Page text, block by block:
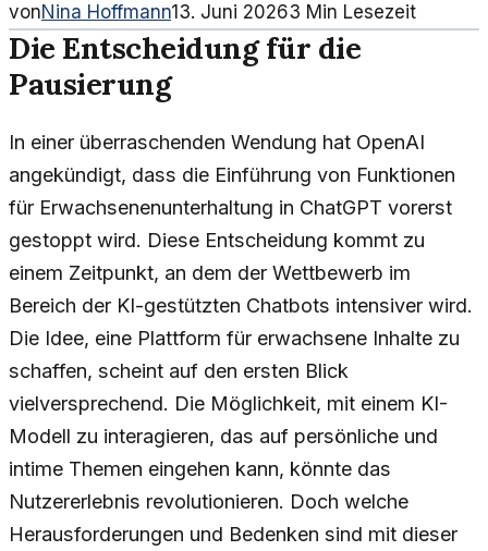
vonNina Hoffmann13. Juni 20263 Min Lesezeit
Die Entscheidung für die
Pausierung
In einer überraschenden Wendung hat OpenAI
angekündigt, dass die Einführung von Funktionen
für Erwachsenenunterhaltung in ChatGPT vorerst
gestoppt wird. Diese Entscheidung kommt zu
einem Zeitpunkt, an dem der Wettbewerb im
Bereich der KI-gestützten Chatbots intensiver wird.
Die Idee, eine Plattform für erwachsene Inhalte zu
schaffen, scheint auf den ersten Blick
vielversprechend. Die Möglichkeit, mit einem KI-
Modell zu interagieren, das auf persönliche und
intime Themen eingehen kann, könnte das
Nutzererlebnis revolutionieren. Doch welche
Herausforderungen und Bedenken sind mit dieser